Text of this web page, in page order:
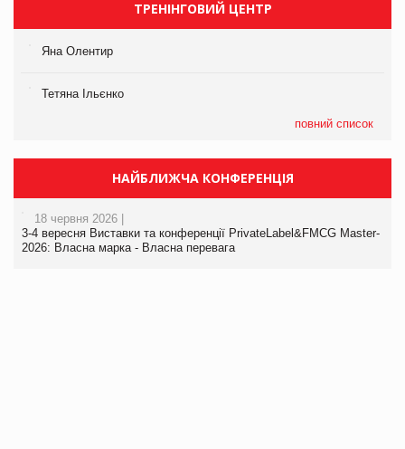
ТРЕНІНГОВИЙ ЦЕНТР
Яна Олентир
Тетяна Ільєнко
повний список
НАЙБЛИЖЧА КОНФЕРЕНЦІЯ
18 червня 2026 |
3-4 вересня Виставки та конференції PrivateLabel&FMCG Master-
2026: Власна марка - Власна перевага